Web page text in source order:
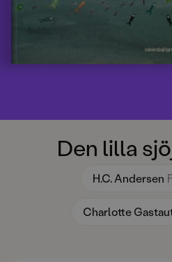
Den lilla
H.C. Andersen
Charlotte